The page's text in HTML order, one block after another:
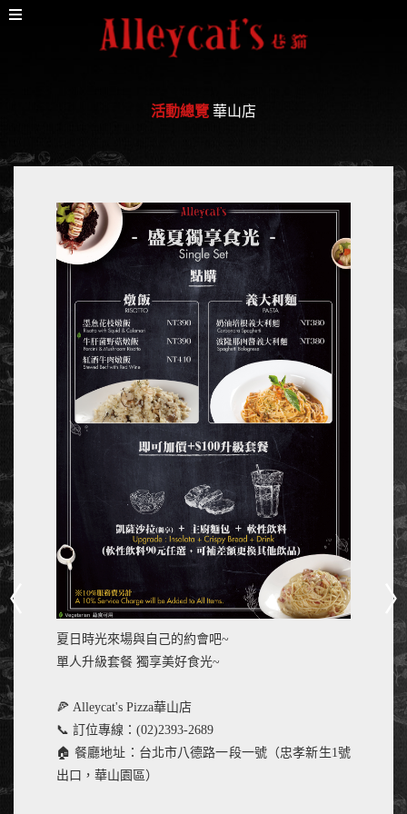
活動總覽 華山店
夏日時光來場與自己的約會吧~
單人升級套餐 獨享美好食光~
🍕 Alleycat's Pizza華山店
📞 訂位專線：(02)2393-2689
🏠 餐廳地址：台北市八德路一段一號（忠孝新生1號
出口，華山園區）